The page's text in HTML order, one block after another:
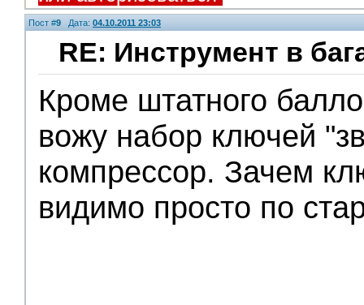
Пост #9 Дата: 04.10.2011 23:03
RE: Инструмент в
Кроме штатного
вожу набор ключей
компрессор. Зачем
видимо просто по